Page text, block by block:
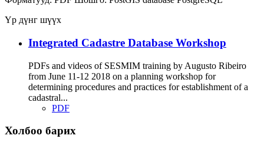
Үр дүнг шүүх
Integrated Cadastre Database Workshop
PDFs and videos of SESMIM training by Augusto Ribeiro
from June 11-12 2018 on a planning workshop for
determining procedures and practices for establishment of a
cadastral...
PDF
Холбоо барих